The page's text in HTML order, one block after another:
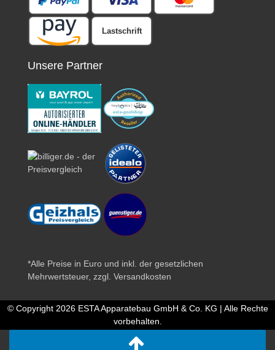
Lastschrift
Unsere Partner
*Alle Preise in Euro und inkl. der gesetzlichen
Mehrwertsteuer, zzgl. Versandkosten
© Copyright 2026 ESTA Apparatebau GmbH & Co. KG | Alle Rechte
vorbehalten.